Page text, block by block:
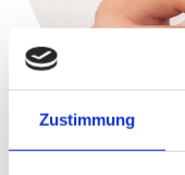
Zustimmung